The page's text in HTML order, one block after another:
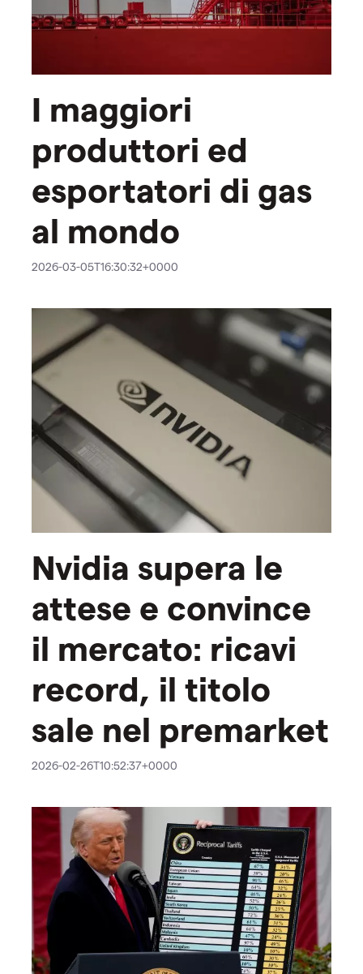
I maggiori
produttori ed
esportatori di gas
al mondo
2026-03-05T16:30:32+0000
Nvidia supera le
attese e convince
il mercato: ricavi
record, il titolo
sale nel premarket
2026-02-26T10:52:37+0000